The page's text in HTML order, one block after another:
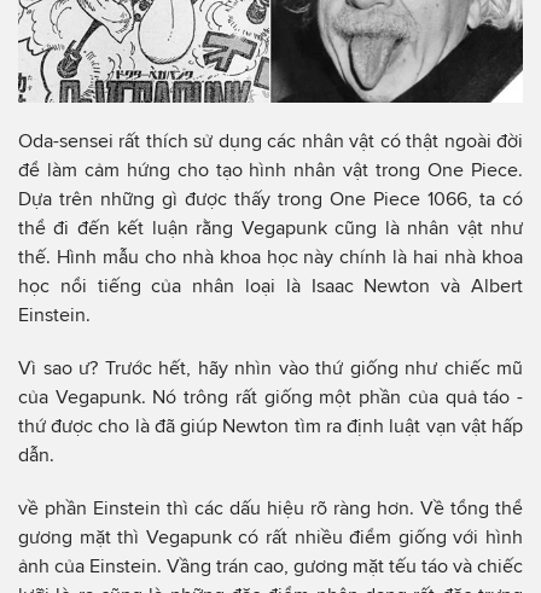
Oda-sensei rất thích sử dụng các nhân vật có thật ngoài đời
để làm cảm hứng cho tạo hình nhân vật trong One Piece.
Dựa trên những gì được thấy trong One Piece 1066, ta có
thể đi đến kết luận rằng Vegapunk cũng là nhân vật như
thế. Hình mẫu cho nhà khoa học này chính là hai nhà khoa
học nổi tiếng của nhân loại là Isaac Newton và Albert
Einstein.
Vì sao ư? Trước hết, hãy nhìn vào thứ giống như chiếc mũ
của Vegapunk. Nó trông rất giống một phần của quả táo -
thứ được cho là đã giúp Newton tìm ra định luật vạn vật hấp
dẫn.
về phần Einstein thì các dấu hiệu rõ ràng hơn. Về tổng thể
gương mặt thì Vegapunk có rất nhiều điểm giống với hình
ảnh của Einstein. Vầng trán cao, gương mặt tếu táo và chiếc